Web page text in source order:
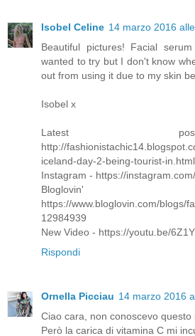
Isobel Celine 14 marzo 2016
Beautiful pictures! Facial
wanted to try but I don't know
out from using it due to my skin
Isobel x
Latest
http://
iceland-day-2-being-tourist-in.html
Instagram - https://
https://www.bloglovin.com/blogs/
12984939
New Video - https://youtu.be/
Rispondi
Ornella Picciau 14 marzo 2016
Ciao cara, non conoscevo questo
Però la carica di vitamina C mi